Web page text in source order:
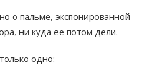
о пальме, экспонированной
ни куда ее потом дели.
одно: